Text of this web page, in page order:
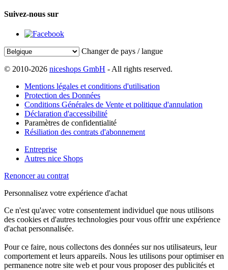
Suivez-nous sur
Changer de pays / langue
© 2010-2026 niceshops GmbH - All rights reserved.
Mentions légales et conditions d'utilisation
Protection des Données
Conditions Générales de Vente et politique d'annulation
Déclaration d'accessibilité
Paramètres de confidentialité
Résiliation des contrats d'abonnement
Entreprise
Autres nice Shops
Renoncer au contrat
Personnalisez votre expérience d'achat
Ce n'est qu'avec votre consentement individuel que nous utilisons
des cookies et d'autres technologies pour vous offrir une expérience
d'achat personnalisée.
Pour ce faire, nous collectons des données sur nos utilisateurs, leur
comportement et leurs appareils. Nous les utilisons pour optimiser en
permanence notre site web et pour vous proposer des publicités et